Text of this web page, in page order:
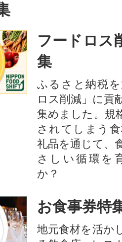
フードロス
集
ふるさと納税
ロス削減」に貢
集めました。規
されてしまう
礼品を通じて、
さしい循環を
か？​
お食事券特
地元食材を活か